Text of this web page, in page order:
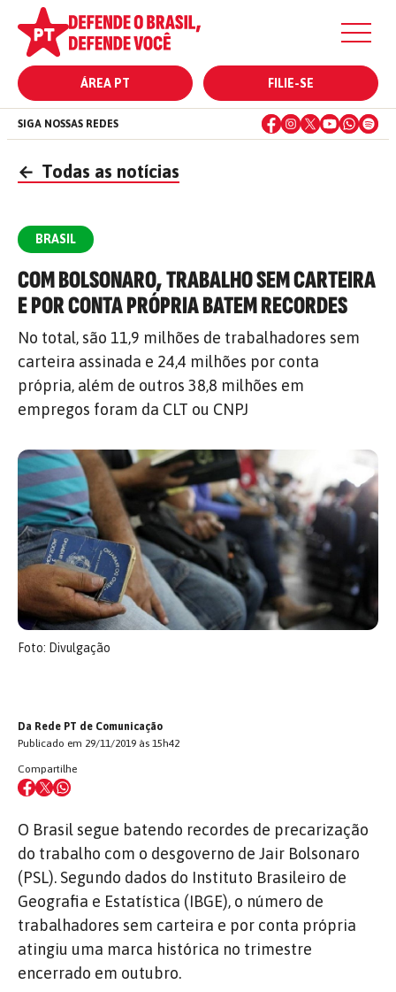
ÁREA PT FILIE-SE
SIGA NOSSAS REDES
← Todas as notícias
BRASIL
COM BOLSONARO, TRABALHO SEM CARTEIRA
E POR CONTA PRÓPRIA BATEM RECORDES
No total, são 11,9 milhões de trabalhadores sem
carteira assinada e 24,4 milhões por conta
própria, além de outros 38,8 milhões em
empregos foram da CLT ou CNPJ
Foto: Divulgação
Da Rede PT de Comunicação
Publicado em 29/11/2019 às 15h42
Compartilhe
O Brasil segue batendo recordes de precarização
do trabalho com o desgoverno de Jair Bolsonaro
(PSL). Segundo dados do Instituto Brasileiro de
Geografia e Estatística (IBGE), o número de
trabalhadores sem carteira e por conta própria
atingiu uma marca histórica no trimestre
encerrado em outubro.